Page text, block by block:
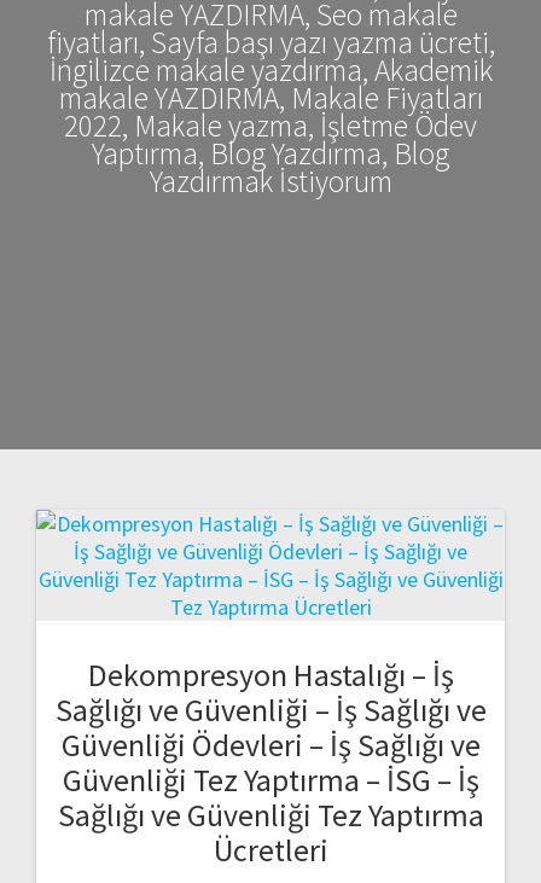
makale YAZDIRMA, Seo makale
fiyatları, Sayfa başı yazı yazma ücreti,
İngilizce makale yazdırma, Akademik
makale YAZDIRMA, Makale Fiyatları
2022, Makale yazma, İşletme Ödev
Yaptırma, Blog Yazdırma, Blog
Yazdırmak İstiyorum
Dekompresyon Hastalığı – İş
Sağlığı ve Güvenliği – İş Sağlığı ve
Güvenliği Ödevleri – İş Sağlığı ve
Güvenliği Tez Yaptırma – İSG – İş
Sağlığı ve Güvenliği Tez Yaptırma
Ücretleri